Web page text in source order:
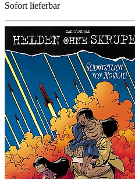
Sofort lieferbar